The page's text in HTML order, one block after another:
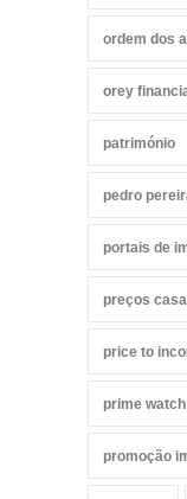
ordem dos
orey
património
pedro
portais de
preços
price to
prime watch
promoção